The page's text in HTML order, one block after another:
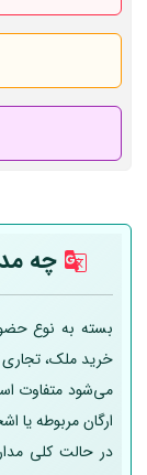
چه
بسته به نوع
خرید ملک، تجاری
می‌شود متفاوت
ارگان مربوطه یا
در حالت کلی